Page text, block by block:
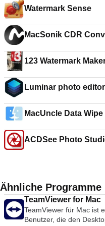
Watermark Sense
MacSonik CDR
123 Watermark
Luminar photo
MacUncle Data Wipe
ACDSee Photo
Ähnliche Programme
TeamViewer for Mac
TeamViewer für Mac ist
Benutzer, die den